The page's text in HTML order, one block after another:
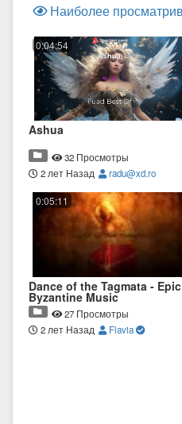
Наиболее
0:04:54
Ashua
32 Просмотры
2 лет Назад
radu@xd.ro
0:05:11
Dance of the Tagmata - Epic
Byzantine Music
27 Просмотры
2 лет Назад
Flavia